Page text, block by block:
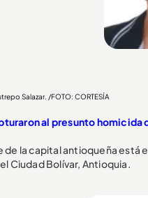
Salazar. /FOTO: CORTESÍA
al presunto homicida
de la capital antioqueña está
Ciudad Bolívar, Antioquia.